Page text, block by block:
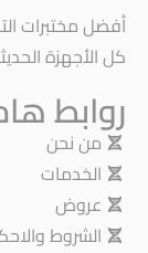
أفضل مختبرات
كل الأجهزة
روابط
من نحن
الخدمات
عروض
الشروط